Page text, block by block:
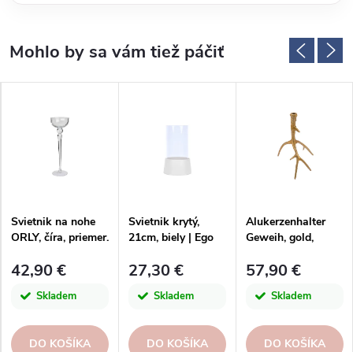
Svietnik na nohe
ORLY, číra, priemer.
42,90 €
Skladem
DO KOŠÍKA
Svietnik krytý,
21cm, biely | Ego
27,30 €
Skladem
DO KOŠÍKA
Alukerzenhalter
Geweih, gold,
57,90 €
Skladem
DO KOŠÍKA